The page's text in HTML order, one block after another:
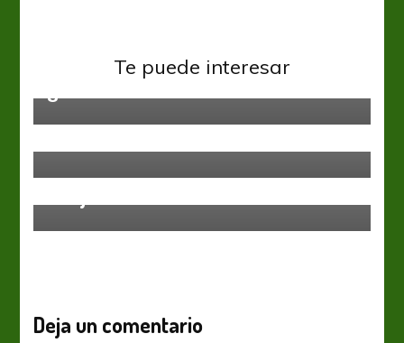
Te puede interesar
Alemania ya ganó, ahora tiene que
Deja un comentario